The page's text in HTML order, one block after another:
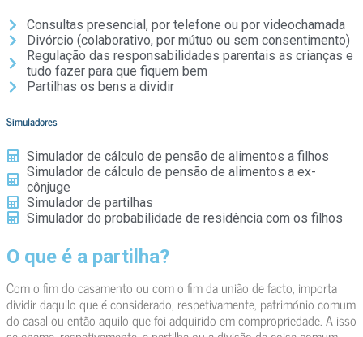
Consultas presencial, por telefone ou por videochamada
Divórcio (colaborativo, por mútuo ou sem consentimento)
Regulação das responsabilidades parentais as crianças e
tudo fazer para que fiquem bem
Partilhas os bens a dividir
Simuladores
Simulador de cálculo de pensão de alimentos a filhos
Simulador de cálculo de pensão de alimentos a ex-
cônjuge
Simulador de partilhas
Simulador do probabilidade de residência com os filhos
O que é a partilha?
Com o fim do casamento ou com o fim da união de facto, importa
dividir daquilo que é considerado, respetivamente, património comum
do casal ou então aquilo que foi adquirido em compropriedade. A isso